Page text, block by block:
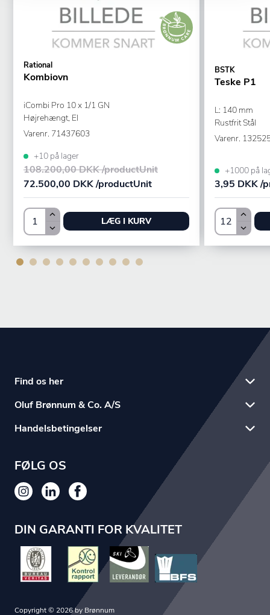
Rational
Kombiovn
iCombi Pro 10 x 1/1 GN
Højrehængt, El
Varenr. 71437603
+10 på lager
108.200,00 DKK /productUnit
72.500,00 DKK /productUnit
LÆG I KURV
BSTK
Teske P1
L: 140 mm
Rustfrit Stål
Varenr.
+1000 på
3,95 DKK /
Find os her
Oluf Brønnum & Co. A/S
Handelsbetingelser
FØLG OS
DIN GARANTI FOR KVALITET
Copyright © 2026 by Brønnum